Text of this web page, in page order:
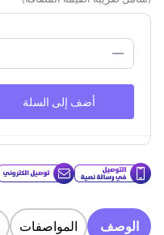
أضف إلى السلة
الوصف المواصفات